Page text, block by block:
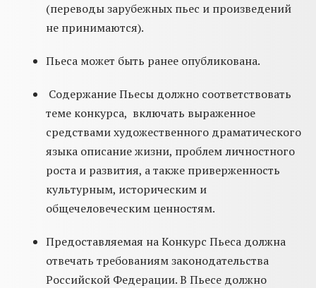
(переводы зарубежных пьес и произведений
не принимаются).
Пьеса может быть ранее опубликована.
Содержание Пьесы должно соответствовать
теме конкурса, включать выраженное
средствами художественного драматического
языка описание жизни, проблем личностного
роста и развития, а также приверженность
культурным, историческим и
общечеловеческим ценностям.
Предоставляемая на Конкурс Пьеса должна
отвечать требованиям законодательства
Российской Федерации. В Пьесе должно